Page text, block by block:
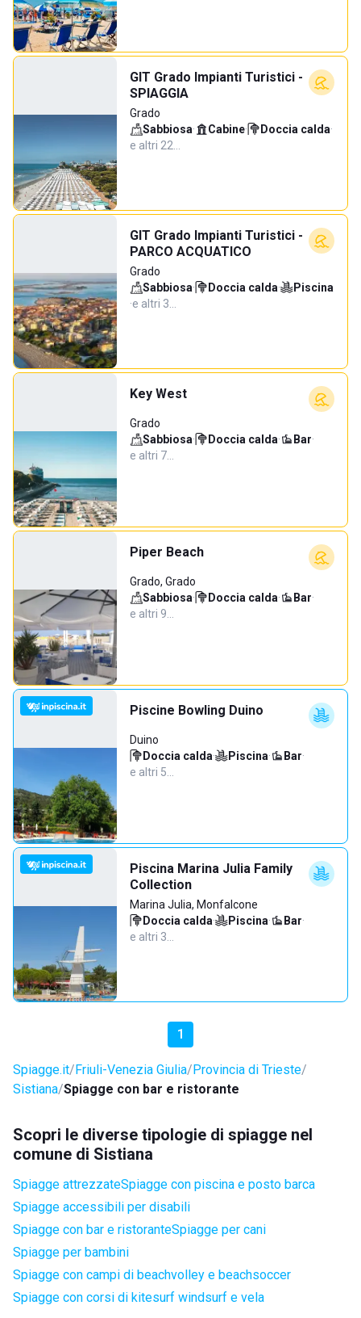
GIT Grado Impianti Turistici -
SPIAGGIA
Grado
Sabbiosa· Cabine· Doccia calda·
e altri 22…
GIT Grado Impianti Turistici -
PARCO ACQUATICO
Grado
Sabbiosa· Doccia calda·
Piscina
·e altri 3…
Key West
Grado
Sabbiosa· Doccia calda· Bar·
e altri 7…
Piper Beach
Grado, Grado
Sabbiosa· Doccia calda· Bar·
e altri 9…
Piscine Bowling Duino
Duino
Doccia calda· Piscina· Bar·
e altri 5…
Piscina Marina Julia Family
Collection
Marina Julia, Monfalcone
Doccia calda· Piscina· Bar·
e altri 3…
1
Spiagge.it Friuli-Venezia Giulia Provincia di Trieste
Sistiana Spiagge con bar e ristorante
Scopri le diverse tipologie di spiagge nel
comune di Sistiana
Spiagge attrezzateSpiagge con piscina e posto barca
Spiagge accessibili per disabili
Spiagge con bar e ristoranteSpiagge per cani
Spiagge per bambini
Spiagge con campi di beachvolley e beachsoccer
Spiagge con corsi di kitesurf windsurf e vela